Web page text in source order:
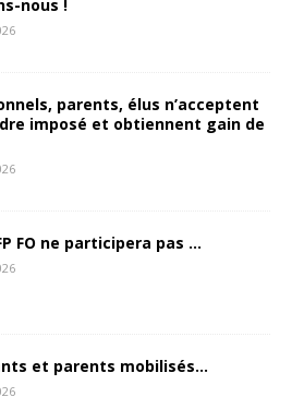
nous !
parents, élus n’acceptent
imposé et obtiennent gain de
FO ne participera pas …
et parents mobilisés…